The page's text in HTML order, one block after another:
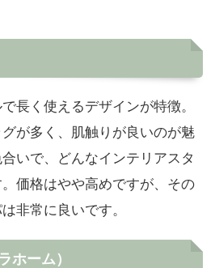
長く使えるデザインが特徴。
が多く、肌触りが良いのが魅
いで、どんなインテリアスタ
価格はやや高めですが、その
非常に良いです。
ホーム）